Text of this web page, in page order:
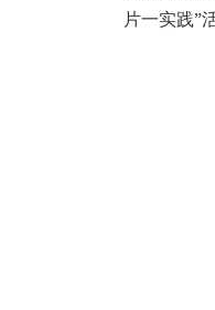
片一实践”